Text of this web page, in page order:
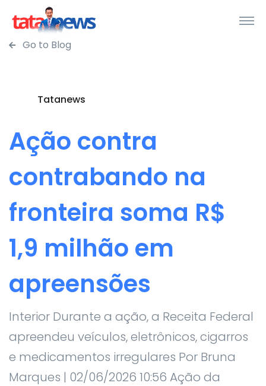
Go to Blog
Tatanews
Ação contra
contrabando na
fronteira soma R$
1,9 milhão em
apreensões
Interior Durante a ação, a Receita Federal
apreendeu veículos, eletrônicos, cigarros
e medicamentos irregulares Por Bruna
Marques | 02/06/2026 10:56 Ação da